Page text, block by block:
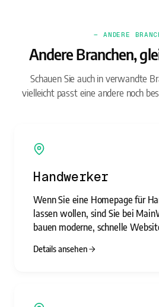
— ANDERE
Andere Branchen,
Schauen Sie auch in verwandte
vielleicht passt eine andere noch
Handwerker
Wenn Sie eine Homepage für
lassen wollen, sind Sie bei
bauen moderne, schnelle
Details ansehen